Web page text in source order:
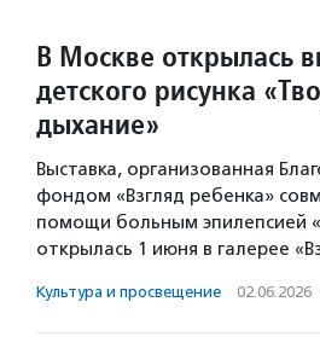
В Москве открылась
детского рисунка
дыхание»
Выставка, организованная
фондом «Взгляд ребенка»
помощи больным эпилепсией
открылась 1 июня в галерее
Культура и просвещение · 02.06.2026 ·